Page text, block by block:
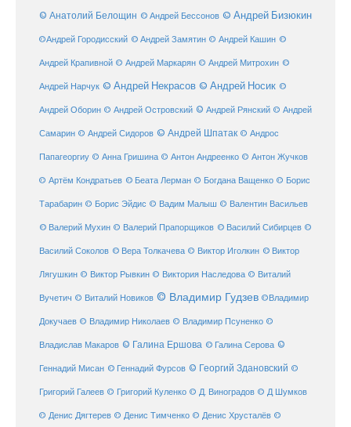
© Анатолий Белощин © Андрей Бессонов © Андрей Бизюкин
©Андрей Городисский © Андрей Замятин © Андрей Кашин ©
Андрей Крапивной © Андрей Маркарян © Андрей Митрохин ©
Андрей Нарчук © Андрей Некрасов © Андрей Носик ©
Андрей Оборин © Андрей Островский © Андрей Рянский © Андрей
Самарин © Андрей Сидоров © Андрей Шпатак © Андрос
Папагеоргиу © Анна Гришина © Антон Андреенко © Антон Жучков
© Артём Кондратьев © Беата Лерман © Богдана Ващенко © Борис
Тарабарин © Борис Эйдис © Вадим Малыш © Валентин Васильев
© Валерий Мухин © Валерий Прапорщиков © Василий Сибирцев ©
Василий Соколов © Вера Толкачева © Виктор Иголкин © Виктор
Лягушкин © Виктор Рывкин © Виктория Наследова © Виталий
Вучетич © Виталий Новиков © Владимир Гудзев ©Владимир
Докучаев © Владимир Николаев © Владимир Псуненко ©
Владислав Макаров © Галина Ершова © Галина Серова ©
Геннадий Мисан © Геннадий Фурсов © Георгий Здановский ©
Григорий Галеев © Григорий Куленко © Д. Виноградов © Д Шумков
© Денис Дягтерев © Денис Тимченко © Денис Хрусталёв ©